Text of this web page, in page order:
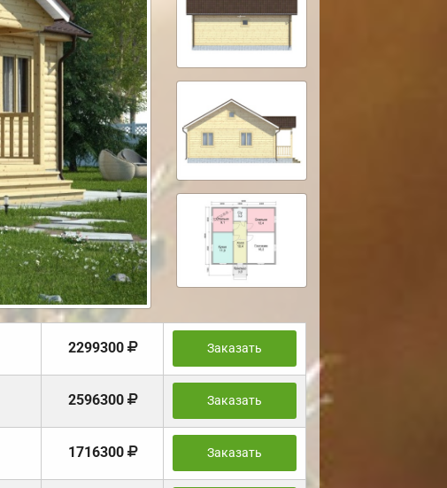
2299300 Заказать
2596300 Заказать
1716300 Заказать